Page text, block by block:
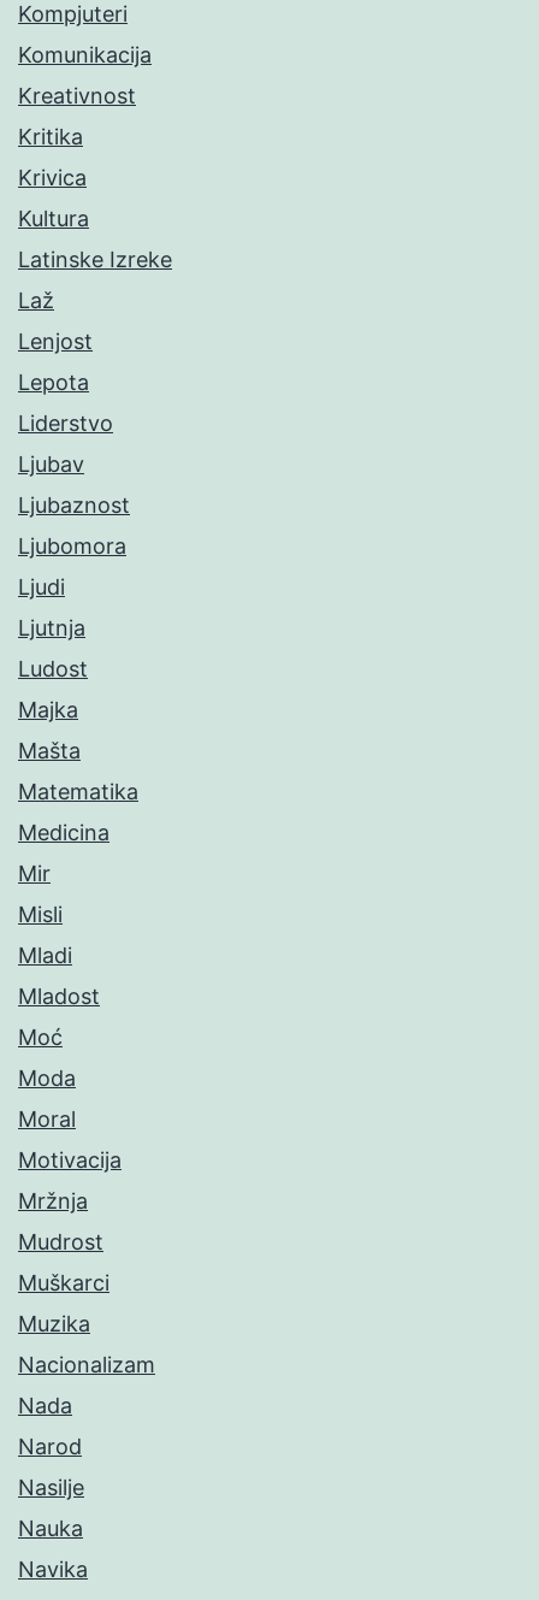
Kompjuteri
Komunikacija
Kreativnost
Kritika
Krivica
Kultura
Latinske Izreke
Laž
Lenjost
Lepota
Liderstvo
Ljubav
Ljubaznost
Ljubomora
Ljudi
Ljutnja
Ludost
Majka
Mašta
Matematika
Medicina
Mir
Misli
Mladi
Mladost
Moć
Moda
Moral
Motivacija
Mržnja
Mudrost
Muškarci
Muzika
Nacionalizam
Nada
Narod
Nasilje
Nauka
Navika